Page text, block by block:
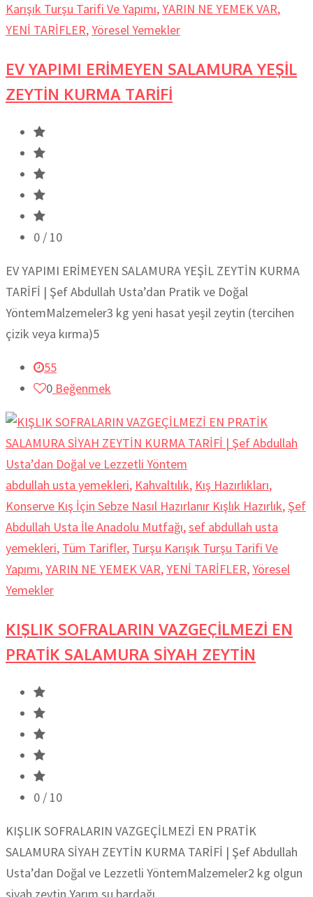
Karışık Turşu Tarifi Ve Yapımı,YARIN NE YEMEK VAR,
YENİ TARİFLER,Yöresel Yemekler
EV YAPIMI ERİMEYEN SALAMURA YEŞİL
ZEYTİN KURMA TARİFİ
0 / 10
EV YAPIMI ERİMEYEN SALAMURA YEŞİL ZEYTİN KURMA
TARİFİ | Şef Abdullah Usta’dan Pratik ve Doğal
YöntemMalzemeler3 kg yeni hasat yeşil zeytin (tercihen
çizik veya kırma)5
55
0 Beğenmek
abdullah usta yemekleri, Kahvaltılık, Kış Hazırlıkları,
Konserve Kış İçin Sebze Nasıl Hazırlanır Kışlık Hazırlık, Şef
Abdullah Usta İle Anadolu Mutfağı,sef abdullah usta
yemekleri, Tüm Tarifler, Turşu Karışık Turşu Tarifi Ve
Yapımı,YARIN NE YEMEK VAR,YENİ TARİFLER,Yöresel
Yemekler
KIŞLIK SOFRALARIN VAZGEÇİLMEZİ EN
PRATİK SALAMURA SİYAH ZEYTİN
0 / 10
KIŞLIK SOFRALARIN VAZGEÇİLMEZİ EN PRATİK
SALAMURA SİYAH ZEYTİN KURMA TARİFİ | Şef Abdullah
Usta’dan Doğal ve Lezzetli YöntemMalzemeler2 kg olgun